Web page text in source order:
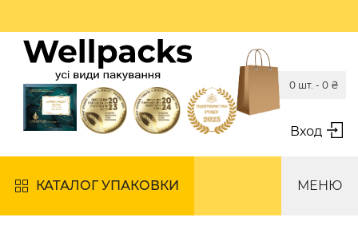
Вход
0 шт. - 0 ₴
КАТАЛОГ УПАКОВКИ МЕНЮ